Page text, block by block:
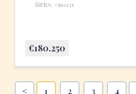
ŠIFRA: #510231
€180.250
< 1 2 3 4